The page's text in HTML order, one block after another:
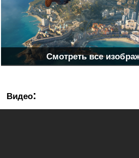
Смотреть все
Видео: